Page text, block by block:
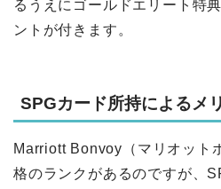
るうえにゴールドエリート特
ントが付きます。
SPGカード所持によるメ
Marriott Bonvoy（マリオット
格のランクがあるのですが、